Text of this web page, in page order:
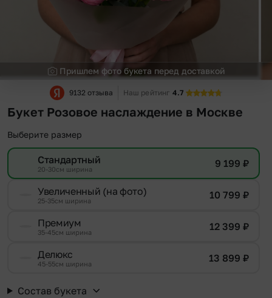
Пришлем фото букета перед доставкой
9132 отзыва Наш рейтинг 4.7
Букет Розовое наслаждение в Москве
Выберите размер
Стандартный
20-30см ширина 9 199 ₽
Увеличенный (на фото)
25-35см ширина 10 799 ₽
Премиум
35-45см ширина 12 399 ₽
Делюкс
45-55см ширина 13 899 ₽
Состав букета